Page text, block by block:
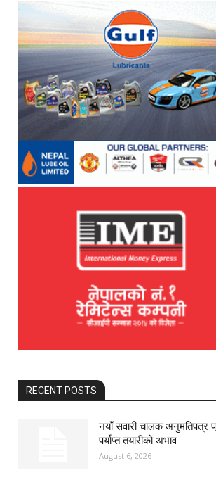
RECENT POSTS
नयाँ सवारी चालक अनुमतिपत्र
पर्याप्त तयारीको अभाव
August 6, 2026